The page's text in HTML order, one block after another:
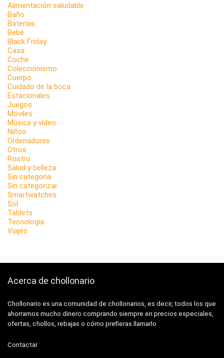
Alimentación saludable
Baño
Baterías
Bebé
Black Friday
Casa
Coche
Coleccionismo
Cuerpo
Cuidado de la boca
Estacionales
Juegos
Móviles
Música y vídeo
Niños
Ordenadores
Otros
Rostro
Salud y belleza
Sin categoría
Sin categorizar
Smartwatches
Sol
Tablets
Tecnología
Viajes
Acerca de chollonario
Chollonario es una comunidad de chollonarios, es decir, todos los que
ahorramos mucho dinero comprando siempre en precios especiales,
ofertas, chollos, rebajas o cómo prefieras llamarlo
Contactar